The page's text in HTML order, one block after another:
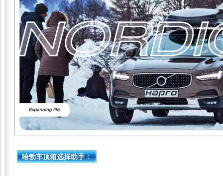
哈勃车顶箱选择助手：